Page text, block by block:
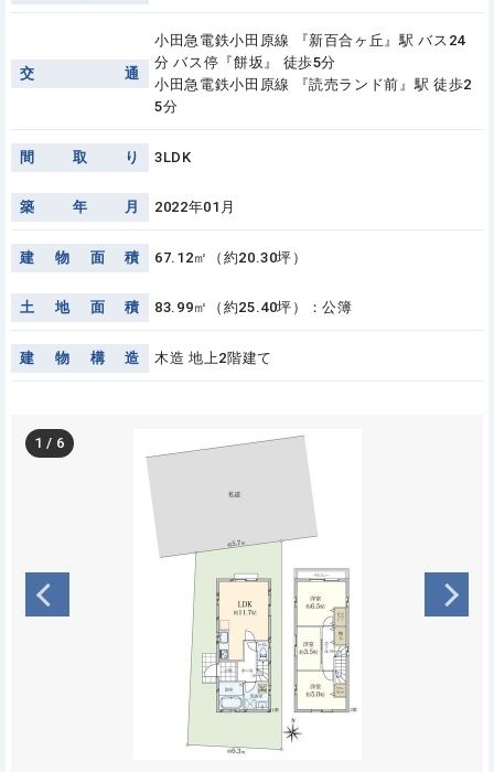
交 通
小田急電鉄小田原線 『新百合ヶ丘』駅 バス24
分 バス停『餅坂』 徒歩5分
小田急電鉄小田原線 『読売ランド前』駅 徒歩2
5分
間 取 り 3LDK
築 年 月 2022年01月
建 物 面 積 67.12㎡（約20.30坪）
土 地 面 積 83.99㎡（約25.40坪）：公簿
建 物 構 造 木造 地上2階建て
1 / 6